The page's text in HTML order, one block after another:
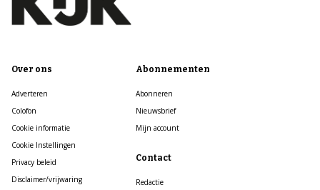
Over ons
Adverteren
Colofon
Cookie informatie
Cookie Instellingen
Privacy beleid
Disclaimer/vrijwaring
Abonnementen
Abonneren
Nieuwsbrief
Mijn account
Contact
Redactie